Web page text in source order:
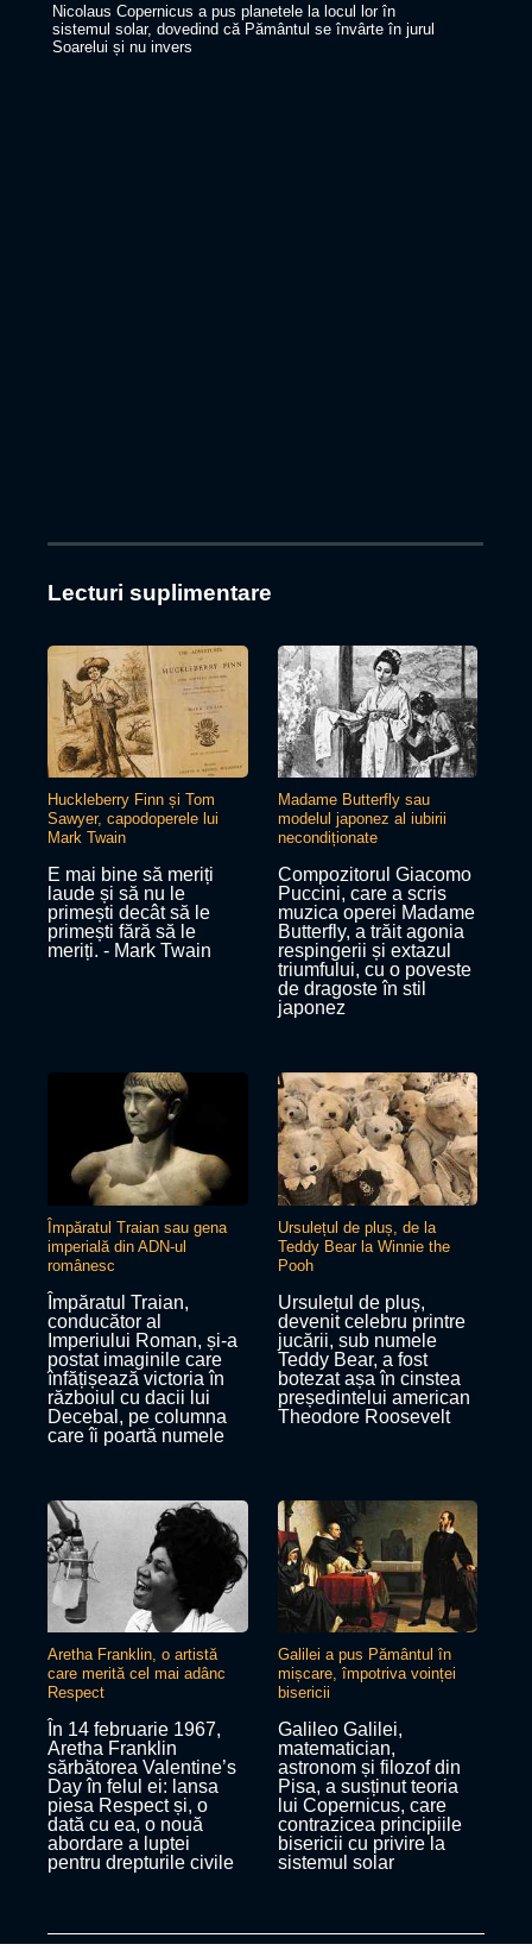
Nicolaus Copernicus a pus planetele la locul lor în
sistemul solar, dovedind că Pământul se învârte în jurul
Soarelui și nu invers
Lecturi suplimentare
Huckleberry Finn și Tom
Sawyer, capodoperele lui
Mark Twain
E mai bine să meriți
laude și să nu le
primești decât să le
primești fără să le
meriți. - Mark Twain
Madame Butterfly sau
modelul japonez al iubirii
necondiționate
Compozitorul Giacomo
Puccini, care a scris
muzica operei Madame
Butterfly, a trăit agonia
respingerii și extazul
triumfului, cu o poveste
de dragoste în stil
japonez
Împăratul Traian sau gena
imperială din ADN-ul
românesc
Împăratul Traian,
conducător al
Imperiului Roman, și-a
postat imaginile care
înfățișează victoria în
războiul cu dacii lui
Decebal, pe columna
care îi poartă numele
Ursulețul de pluș, de la
Teddy Bear la Winnie the
Pooh
Ursulețul de pluș,
devenit celebru printre
jucării, sub numele
Teddy Bear, a fost
botezat așa în cinstea
președintelui american
Theodore Roosevelt
Aretha Franklin, o artistă
care merită cel mai adânc
Respect
În 14 februarie 1967,
Aretha Franklin
sărbătorea Valentine’s
Day în felul ei: lansa
piesa Respect și, o
dată cu ea, o nouă
abordare a luptei
pentru drepturile civile
Galilei a pus Pământul în
mișcare, împotriva voinței
bisericii
Galileo Galilei,
matematician,
astronom și filozof din
Pisa, a susținut teoria
lui Copernicus, care
contrazicea principiile
bisericii cu privire la
sistemul solar